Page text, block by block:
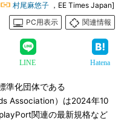
村尾麻悠子 ，EE Times Japan]
PC用表示
関連情報
LINE Hatena
準化団体である
Association）は2024年10
関連の最新規格など